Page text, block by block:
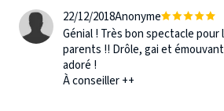
22/12/2018Anonyme
Génial ! Très bon spectacle
parents !! Drôle, gai et
adoré !
À conseiller ++